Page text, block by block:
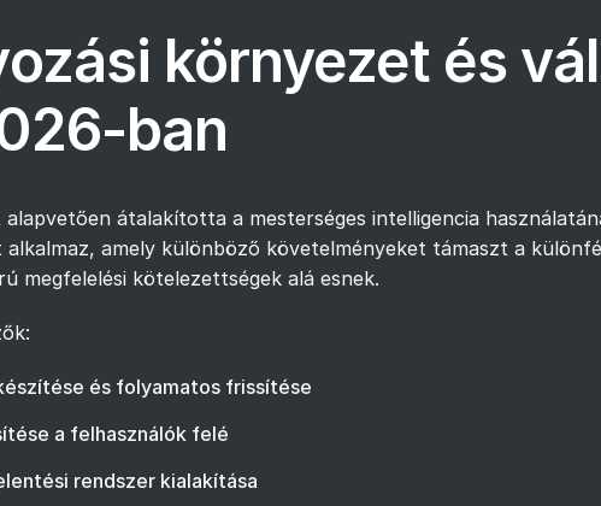
környezet és
ban
átalakította a mesterséges intelligencia
amely különböző követelményeket támaszt a
megfelelési kötelezettségek alá esnek.
és folyamatos frissítése
a felhasználók felé
rendszer kialakítása